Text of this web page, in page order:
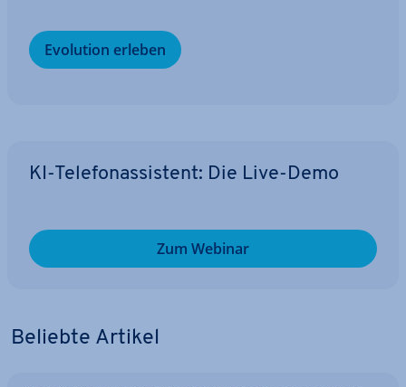
Evolution erleben
KI-Te­le­fon­as­sis­tent: Die Live-Demo
Zum Webinar
Beliebte Artikel